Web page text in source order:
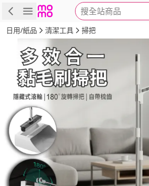
搜全站商品
商品 評價 詳情
日用/紙品 清潔工具 掃把